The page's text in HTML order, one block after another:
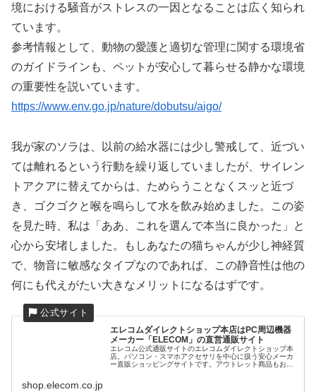
境における騒音がストレスの一因となることは広く知られ
ています。
参考情報として、動物の愛護と適切な管理に関する環境省
のガイドラインも、ペットが安心して暮らせる静かな環境
の重要性を説いています。
https://www.env.go.jp/nature/dobutsu/aigo/
我が家のソラは、以前の給水器には少し警戒して、近づい
ては離れるという行動を繰り返していましたが、サイレン
トアクアに替えてからは、ためらうことなくスッと近づ
き、ゴクゴクと喉を鳴らして水を飲み始めました。この姿
を見た時、私は「ああ、これを選んで本当に良かった」と
心から安堵しました。もしあなたの猫ちゃんが少し神経質
で、物音に敏感なタイプなのであれば、この静音性は他の
何にも代えがたい大きなメリットになるはずです。
エレコムダイレクトショップ本店はPC周辺機器
メーカー「ELECOM」の直営通販サイト
エレコム公式通販サイトのエレコムダイレクトショップ本
店。パソコン・スマホアクセサリを中心に扱う安心メーカ
ー直販ショッピングサイトです。アウトレット商品もお買
shop.elecom.co.jp